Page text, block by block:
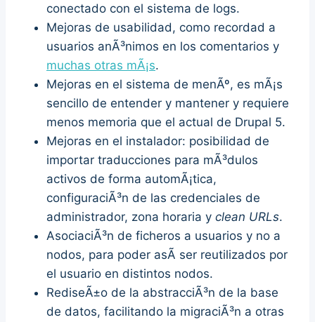
conectado con el sistema de logs.
Mejoras de usabilidad, como recordad a
usuarios anÃ³nimos en los comentarios y
muchas otras mÃ¡s.
Mejoras en el sistema de menÃº, es mÃ¡s
sencillo de entender y mantener y requiere
menos memoria que el actual de Drupal 5.
Mejoras en el instalador: posibilidad de
importar traducciones para mÃ³dulos
activos de forma automÃ¡tica,
configuraciÃ³n de las credenciales de
administrador, zona horaria y clean URLs.
AsociaciÃ³n de ficheros a usuarios y no a
nodos, para poder asÃ­ ser reutilizados por
el usuario en distintos nodos.
RediseÃ±o de la abstracciÃ³n de la base
de datos, facilitando la migraciÃ³n a otras